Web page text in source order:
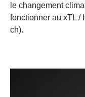
le changement
fonctionner au xTL /
ch).